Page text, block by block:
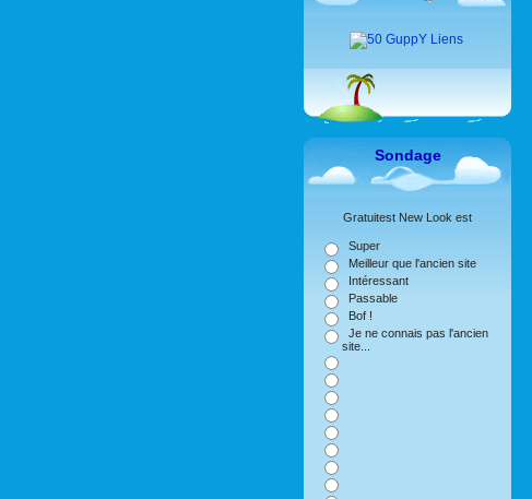
Sondage
Gratuitest New Look est
Super
Meilleur que l'ancien site
Intéressant
Passable
Bof !
Je ne connais pas l'ancien
site...